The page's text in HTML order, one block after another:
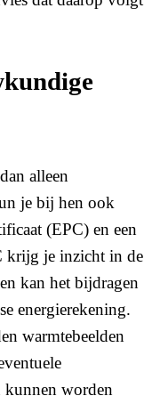
alleen
je bij hen ook
(EPC) en een
krijg je inzicht in de
kan het bijdragen
energierekening.
warmtebeelden
kunnen worden